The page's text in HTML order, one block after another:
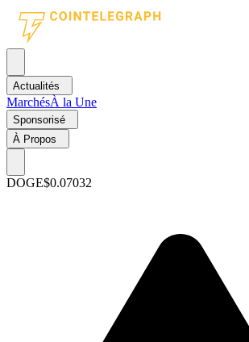
Actualités
MarchésÀ la Une
Sponsorisé
À Propos
DOGE$0.07032